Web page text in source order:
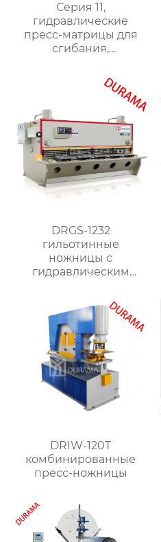
Серия 11,
гидравлические
пресс-матрицы для
сгибания,
формы для сгибания
листового металла
DRGS-1232
гильотинные
ножницы с
гидравлическим
ударником
DRIW-120T
комбинированные
пресс-ножницы